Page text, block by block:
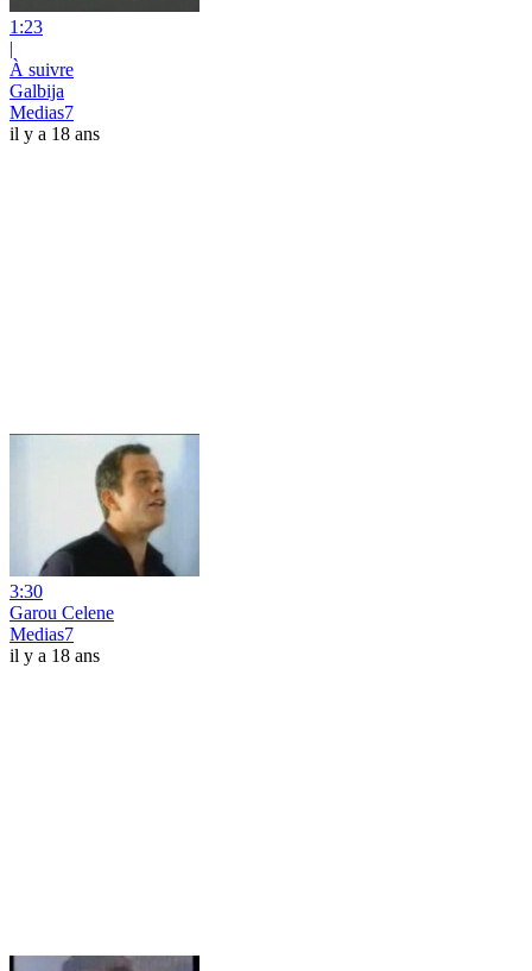
1:23
|
À suivre
Galbija
Medias7
il y a 18 ans
3:30
Garou Celene
Medias7
il y a 18 ans